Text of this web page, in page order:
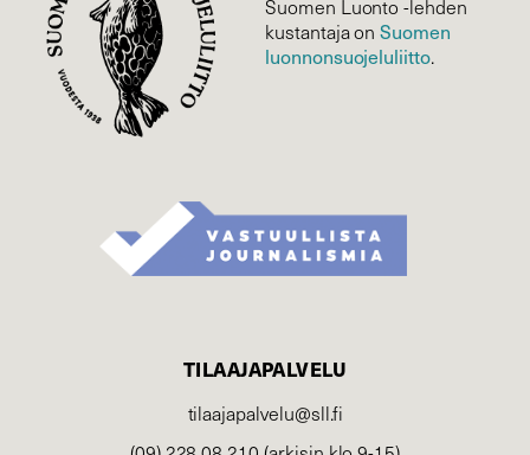
Suomen Luonto -lehden
kustantaja onSuomen
luonnonsuojelu­liitto.
TILAAJAPALVELU
tilaajapalvelu@sll.fi